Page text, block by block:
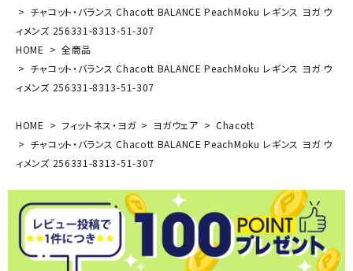
チャコット・バランス Chacott BALANCE PeachMoku レギンス ヨガ ウ
ィメンズ 256331-8313-51-307
HOME
全商品
チャコット・バランス Chacott BALANCE PeachMoku レギンス ヨガ ウ
ィメンズ 256331-8313-51-307
HOME フィットネス・ヨガ ヨガウェア
Chacott
チャコット・バランス Chacott BALANCE PeachMoku レギンス ヨガ ウ
ィメンズ 256331-8313-51-307